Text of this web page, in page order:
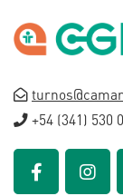
+54 (341) 530